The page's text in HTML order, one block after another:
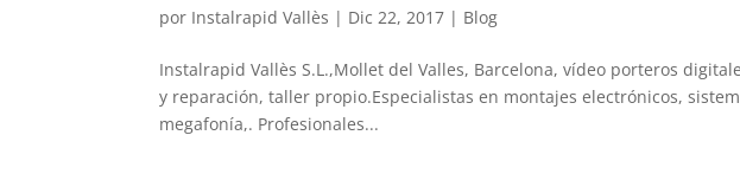
por Instalrapid Vallès | Dic 22, 2017 | Blog
Instalrapid Vallès S.L.,Mollet del Valles, Barcelona, vídeo porteros
y reparación, taller propio.Especialistas en montajes electrónicos,
megafonía,. Profesionales...